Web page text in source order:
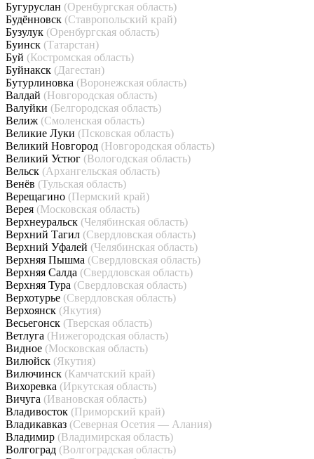
Бугуруслан (Оренбургская область)
Будённовск (Ставропольский край)
Бузулук (Оренбургская область)
Буинск (Татарстан)
Буй (Костромская область)
Буйнакск (Дагестан)
Бутурлиновка (Воронежская область)
Валдай (Новгородская область)
Валуйки (Белгородская область)
Велиж (Смоленская область)
Великие Луки (Псковская область)
Великий Новгород (Новгородская область)
Великий Устюг (Вологодская область)
Вельск (Архангельская область)
Венёв (Тульская область)
Верещагино (Пермский край)
Верея (Московская область)
Верхнеуральск (Челябинская область)
Верхний Тагил (Свердловская область)
Верхний Уфалей (Челябинская область)
Верхняя Пышма (Свердловская область)
Верхняя Салда (Свердловская область)
Верхняя Тура (Свердловская область)
Верхотурье (Свердловская область)
Верхоянск (Якутия)
Весьегонск (Тверская область)
Ветлуга (Нижегородская область)
Видное (Московская область)
Вилюйск (Якутия)
Вилючинск (Камчатский край)
Вихоревка (Иркутская область)
Вичуга (Ивановская область)
Владивосток (Приморский край)
Владикавказ (Северная Осетия — Алания)
Владимир (Владимирская область)
Волгоград (Волгоградская область)